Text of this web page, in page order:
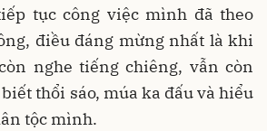
tục công việc mình đã theo
điều đáng mừng nhất là khi
nghe tiếng chiêng, vẫn còn
thổi sáo, múa ka đấu và hiểu
tộc mình.